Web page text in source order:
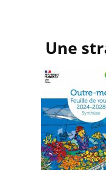
Une